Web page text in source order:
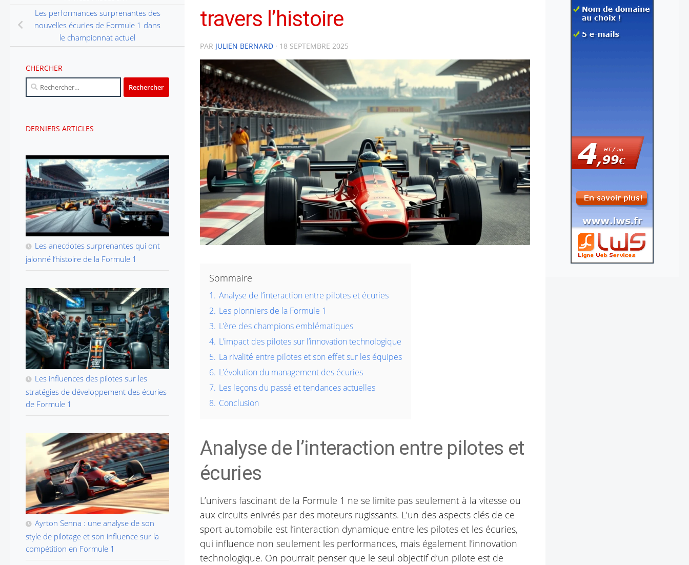
travers l’histoire
PAR JULIEN BERNARD · 18 SEPTEMBRE 2025
Sommaire
1. Analyse de l’interaction entre pilotes et écuries
2. Les pionniers de la Formule 1
3. L’ère des champions emblématiques
4. L’impact des pilotes sur l’innovation technologique
5. La rivalité entre pilotes et son effet sur les équipes
6. L’évolution du management des écuries
7. Les leçons du passé et tendances actuelles
8. Conclusion
Analyse de l’interaction entre pilotes et
écuries
L’univers fascinant de la Formule 1 ne se limite pas seulement à la vitesse ou
aux circuits enivrés par des moteurs rugissants. L’un des aspects clés de ce
sport automobile est l’interaction dynamique entre les pilotes et les écuries,
qui influence non seulement les performances, mais également l’innovation
technologique. On pourrait penser que le seul objectif d’un pilote est de
Les performances surprenantes des
nouvelles écuries de Formule 1 dans
le championnat actuel
CHERCHER
Rechercher :
DERNIERS ARTICLES
Les anecdotes surprenantes qui ont
jalonné l’histoire de la Formule 1
Les influences des pilotes sur les
stratégies de développement des écuries
de Formule 1
Ayrton Senna : une analyse de son
style de pilotage et son influence sur la
compétition en Formule 1